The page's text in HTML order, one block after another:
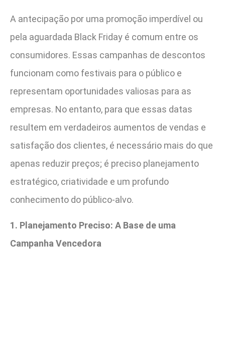
A antecipação por uma promoção imperdível ou
pela aguardada Black Friday é comum entre os
consumidores. Essas campanhas de descontos
funcionam como festivais para o público e
representam oportunidades valiosas para as
empresas. No entanto, para que essas datas
resultem em verdadeiros aumentos de vendas e
satisfação dos clientes, é necessário mais do que
apenas reduzir preços; é preciso planejamento
estratégico, criatividade e um profundo
conhecimento do público-alvo.
1. Planejamento Preciso: A Base de uma
Campanha Vencedora